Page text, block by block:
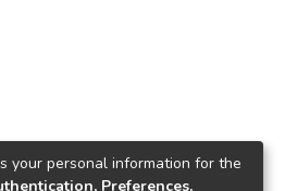
your personal information for the
Preferences,